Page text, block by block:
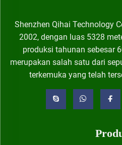
Shenzhen Qihai Technology
2002, dengan luas 5328
produksi tahunan sebesar
merupakan salah satu dari
terkemuka yang telah